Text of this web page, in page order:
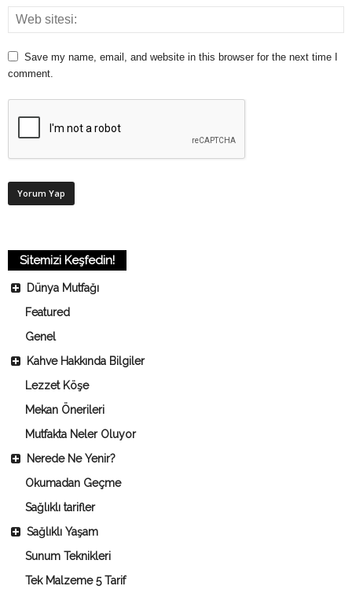
Save my name, email, and website in this browser for the next time I
comment.
Sitemizi Keşfedin!
Dünya Mutfağı
Featured
Genel
Kahve Hakkında Bilgiler
Lezzet Köşe
Mekan Önerileri
Mutfakta Neler Oluyor
Nerede Ne Yenir?
Okumadan Geçme
Sağlıklı tarifler
Sağlıklı Yaşam
Sunum Teknikleri
Tek Malzeme 5 Tarif